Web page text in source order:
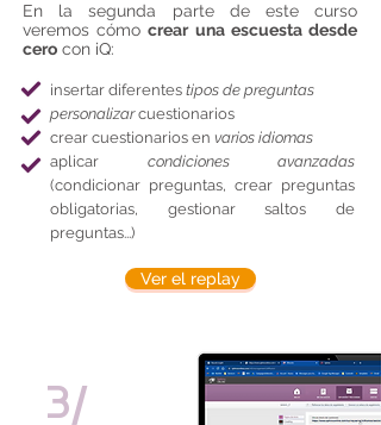
En la segunda parte de este curso
veremos cómocrear una escuesta desde
cero con iQ:
insertar diferentes tipos de preguntas
personalizarcuestionarios
crear cuestionarios en varios idiomas
aplicar condiciones avanzadas
(condicionar preguntas, crear preguntas
obligatorias, gestionar saltos de
preguntas...)
Ver el replay
3/